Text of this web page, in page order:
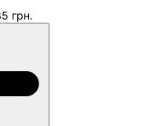
грн.